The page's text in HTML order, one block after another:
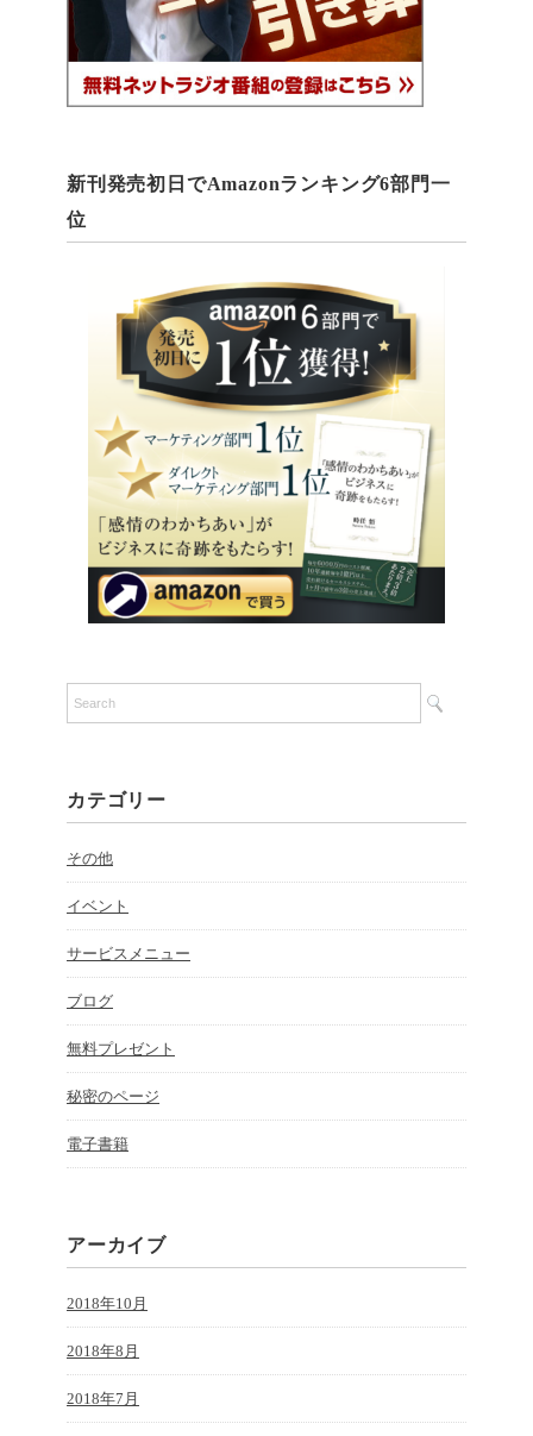
新刊発売初日でAmazonランキング6部門一
位
カテゴリー
その他
イベント
サービスメニュー
ブログ
無料プレゼント
秘密のページ
電子書籍
アーカイブ
2018年10月
2018年8月
2018年7月